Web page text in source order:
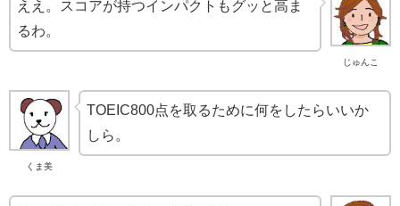
じゅんこ
ええ。スコアが持つインパクトもグッと高ま
るわ。
くま美
TOEIC800点を取るために何をしたらいいか
しら。